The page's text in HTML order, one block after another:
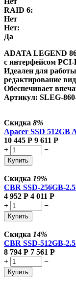
RAID 6:
Нет
Нет:
Да
ADATA LEGEND
с интерфейсом
Идеален для
редактирование
Обеспечивает
Артикул: SLEG-
Скидка 8%
Apacer SSD 512GB
10 445 Р 9 611 Р
+
−
Купить
Скидка 19%
CBR SSD-256GB-
4 952 Р 4 011 Р
+
−
Купить
Скидка 14%
CBR SSD-512GB-
8 794 Р 7 561 Р
+
−
Купить